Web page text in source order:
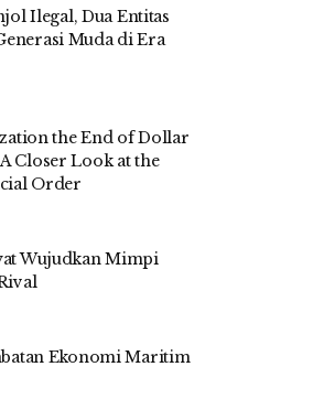
Ilegal, Dua Entitas
Muda di Era
the End of Dollar
Closer Look at the
Order
Wujudkan Mimpi
Ekonomi Maritim